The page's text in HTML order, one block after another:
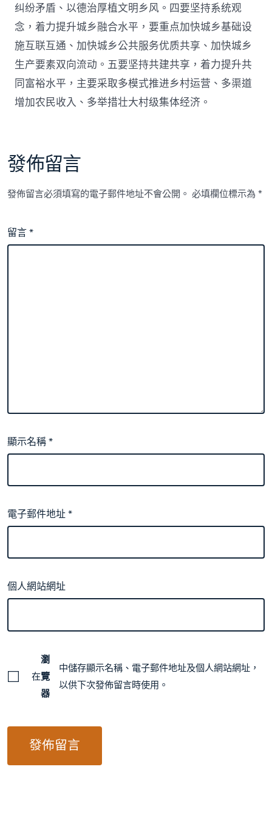
纠纷矛盾、以德治厚植文明乡风。四要坚持系统观
念，着力提升城乡融合水平，要重点加快城乡基础设
施互联互通、加快城乡公共服务优质共享、加快城乡
生产要素双向流动。五要坚持共建共享，着力提升共
同富裕水平，主要采取多模式推进乡村运营、多渠道
增加农民收入、多举措壮大村级集体经济。
發佈留言
發佈留言必須填寫的電子郵件地址不會公開。 必填欄位標示為*
留言*
顯示名稱*
電子郵件地址*
個人網站網址
在
瀏
覽
器
中儲存顯示名稱、電子郵件地址及個人網站網址，
以供下次發佈留言時使用。